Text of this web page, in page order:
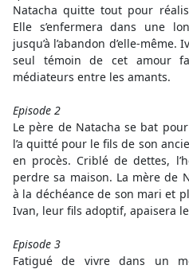
Natacha quitte tout pour
Elle s’enfermera dans une
jusqu’à l’abandon d’elle-
seul témoin de cet amour
médiateurs entre les amants.
Episode 2
Le père de Natacha se bat
l’a quitté pour le fils de son
en procès. Criblé de dettes,
perdre sa maison. La mère de
à la déchéance de son mari et
Ivan, leur fils adoptif, apaisera
Episode 3
Fatigué de vivre dans un